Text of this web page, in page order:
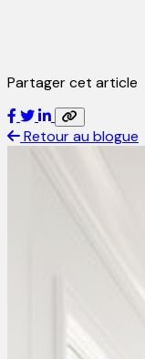
Partager cet article
Retour au blogue